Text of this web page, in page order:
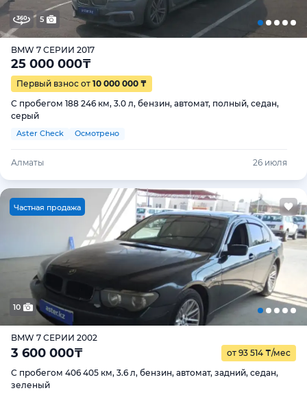
5
BMW 7 СЕРИИ 2017
25 000 000₸
Первый взнос от 10 000 000 ₸
С пробегом 188 246 км, 3.0 л, бензин, автомат, полный, седан,
серый
Aster Check Осмотрено
Алматы 26 июля
Частная продажа
10
BMW 7 СЕРИИ 2002
3 600 000₸ от 93 514 ₸/мес
С пробегом 406 405 км, 3.6 л, бензин, автомат, задний, седан,
зеленый